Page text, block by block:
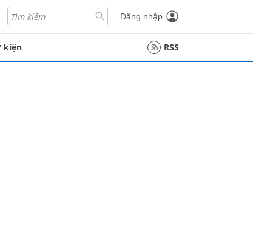
Đăng nhập
kiện RSS